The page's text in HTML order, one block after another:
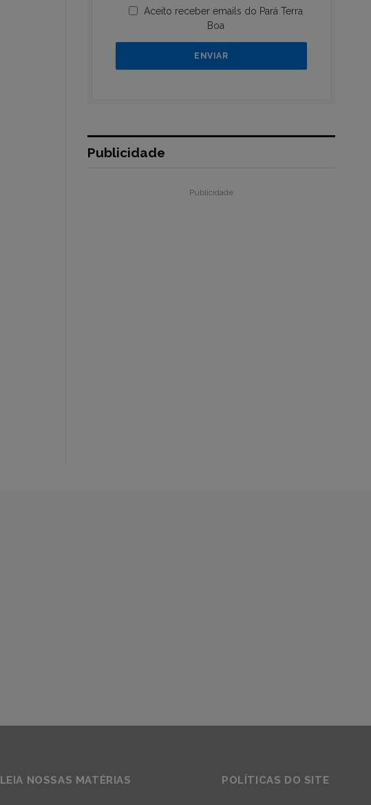
Aceito receber emails do Pará Terra
Boa
Publicidade
Publicidade
LEIA NOSSAS MATÉRIAS POLÍTICAS DO SITE